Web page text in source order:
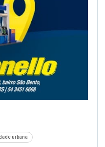
urbana